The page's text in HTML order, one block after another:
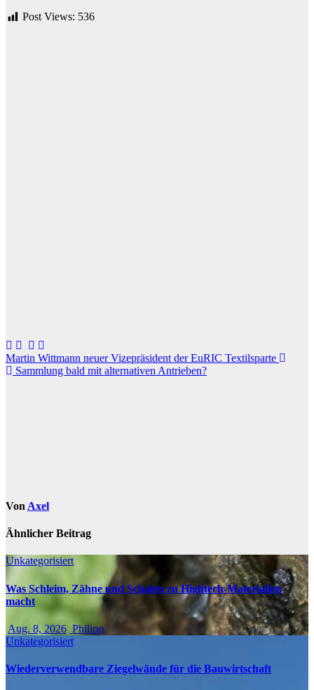
Post Views: 536
Beitragsnavigation
Martin Wittmann neuer Vizepräsident der EuRIC Textilsparte
Sammlung bald mit alternativen Antrieben?
Von Axel
Ähnlicher Beitrag
Unkategorisiert
Was Schleim, Zähne und Schalen zu Hightech-Materialien
macht
Aug. 8, 2026 Philipp
Unkategorisiert
Wiederverwendbare Ziegelwände für die Bauwirtschaft